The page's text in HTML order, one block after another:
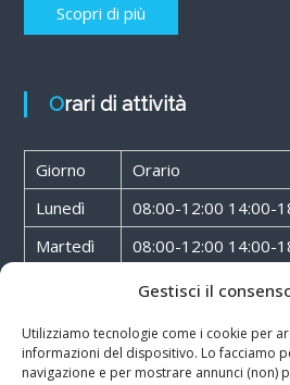
Gestisci il
Utilizziamo tecnologie come i cookie per
informazioni del dispositivo. Lo facciamo
navigazione e per mostrare annunci (non)
Scopri di più
Orari di attività
Giorno
Orario
Lunedì
08:00-12:00 14:00-
Martedì
08:00-12:00 14:00-
08:00-12:00 14:00-
Venerdì
08:00-12:00 14:00-